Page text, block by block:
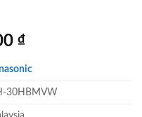
₫.
₫Giá
tại
là:
30HBMVW